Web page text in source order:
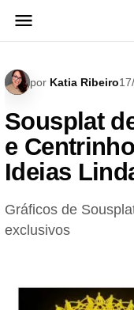
para
por Katia Ribeiro
Sousplat
e
Ideias
Gráficos de
exclusivos